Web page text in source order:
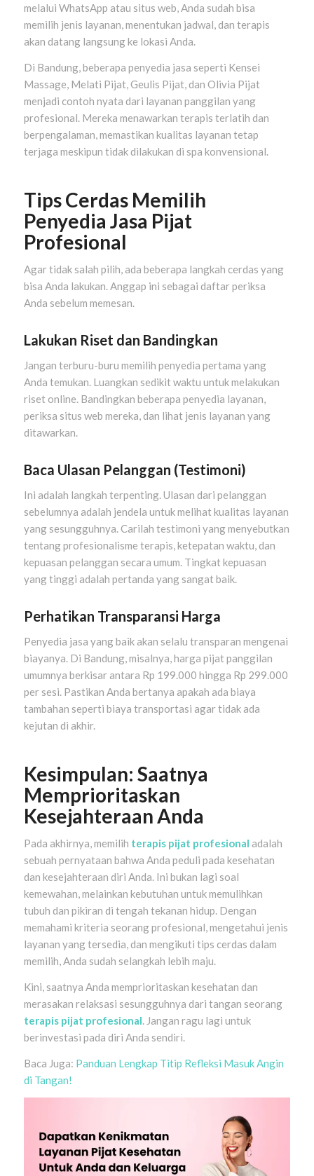
melalui WhatsApp atau situs web, Anda sudah bisa
memilih jenis layanan, menentukan jadwal, dan terapis
akan datang langsung ke lokasi Anda.
Di Bandung, beberapa penyedia jasa seperti Kensei
Massage, Melati Pijat, Geulis Pijat, dan Olivia Pijat
menjadi contoh nyata dari layanan panggilan yang
profesional. Mereka menawarkan terapis terlatih dan
berpengalaman, memastikan kualitas layanan tetap
terjaga meskipun tidak dilakukan di spa konvensional.
Tips Cerdas Memilih
Penyedia Jasa Pijat
Profesional
Agar tidak salah pilih, ada beberapa langkah cerdas yang
bisa Anda lakukan. Anggap ini sebagai daftar periksa
Anda sebelum memesan.
Lakukan Riset dan Bandingkan
Jangan terburu-buru memilih penyedia pertama yang
Anda temukan. Luangkan sedikit waktu untuk melakukan
riset online. Bandingkan beberapa penyedia layanan,
periksa situs web mereka, dan lihat jenis layanan yang
ditawarkan.
Baca Ulasan Pelanggan (Testimoni)
Ini adalah langkah terpenting. Ulasan dari pelanggan
sebelumnya adalah jendela untuk melihat kualitas layanan
yang sesungguhnya. Carilah testimoni yang menyebutkan
tentang profesionalisme terapis, ketepatan waktu, dan
kepuasan pelanggan secara umum. Tingkat kepuasan
yang tinggi adalah pertanda yang sangat baik.
Perhatikan Transparansi Harga
Penyedia jasa yang baik akan selalu transparan mengenai
biayanya. Di Bandung, misalnya, harga pijat panggilan
umumnya berkisar antara Rp 199.000 hingga Rp 299.000
per sesi. Pastikan Anda bertanya apakah ada biaya
tambahan seperti biaya transportasi agar tidak ada
kejutan di akhir.
Kesimpulan: Saatnya
Memprioritaskan
Kesejahteraan Anda
Pada akhirnya, memilih terapis pijat profesional adalah
sebuah pernyataan bahwa Anda peduli pada kesehatan
dan kesejahteraan diri Anda. Ini bukan lagi soal
kemewahan, melainkan kebutuhan untuk memulihkan
tubuh dan pikiran di tengah tekanan hidup. Dengan
memahami kriteria seorang profesional, mengetahui jenis
layanan yang tersedia, dan mengikuti tips cerdas dalam
memilih, Anda sudah selangkah lebih maju.
Kini, saatnya Anda memprioritaskan kesehatan dan
merasakan relaksasi sesungguhnya dari tangan seorang
terapis pijat profesional. Jangan ragu lagi untuk
berinvestasi pada diri Anda sendiri.
Baca Juga: Panduan Lengkap Titip Refleksi Masuk Angin
di Tangan!